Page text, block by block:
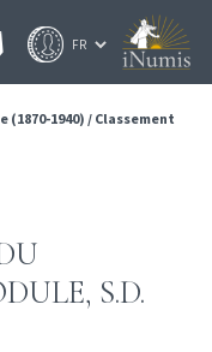
(1870-1940)/ Classement
S.D.